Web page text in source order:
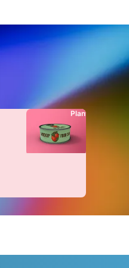
Plantillas